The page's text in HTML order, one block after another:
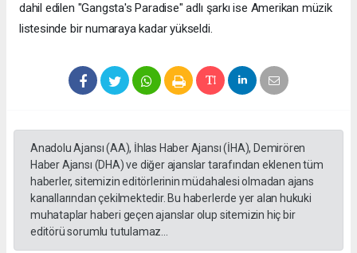
dahil edilen "Gangsta's Paradise" adlı şarkı ise Amerikan müzik
listesinde bir numaraya kadar yükseldi.
Anadolu Ajansı (AA), İhlas Haber Ajansı (İHA), Demirören
Haber Ajansı (DHA) ve diğer ajanslar tarafından eklenen tüm
haberler, sitemizin editörlerinin müdahalesi olmadan ajans
kanallarından çekilmektedir. Bu haberlerde yer alan hukuki
muhataplar haberi geçen ajanslar olup sitemizin hiç bir
editörü sorumlu tutulamaz...